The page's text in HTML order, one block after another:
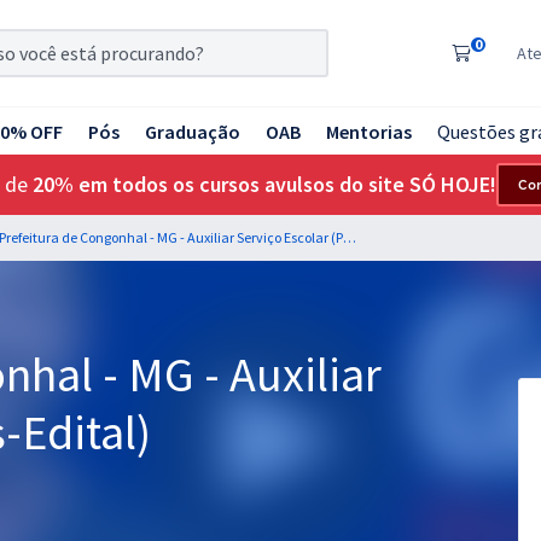
0
OFF Pós Graduação OAB Mentorias Questões
de 20% em todos os cursos avulsos do site SÓ HOJE!
Prefeitura de Congonhal - MG - Auxiliar Serviço Escolar (Pós-Edital)
- MG - Auxiliar
Edital)